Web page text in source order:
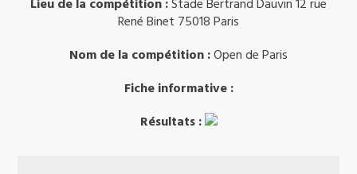
Lieu de la compétition :Stade Bertrand Dauvin 12 rue
René Binet 75018 Paris
Nom de la compétition :Open de Paris
Fiche informative :
Résultats :